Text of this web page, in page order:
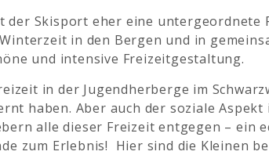
Skisport eher eine untergeordnete
in den Bergen und in
und intensive Freizeitgestaltung.
in der Jugendherberge im
haben. Aber auch der soziale
alle dieser Freizeit entgegen – ein
zum Erlebnis! Hier sind die Kleinen